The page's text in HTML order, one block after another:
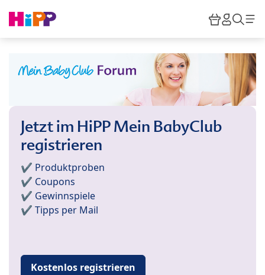
HiPP
Jetzt im HiPP Mein BabyClub
registrieren
✔️ Produktproben
✔️ Coupons
✔️ Gewinnspiele
✔️ Tipps per Mail
Kostenlos registrieren